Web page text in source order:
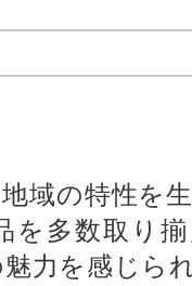
域の特性を
を多数取り
力を感じら